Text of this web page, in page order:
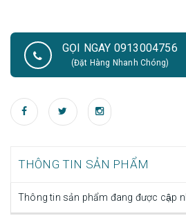
GỌI NGAY 0913004756
(Đặt Hàng Nhanh Chóng)
THÔNG TIN SẢN PHẨM
Thông tin sản phẩm đang được cập